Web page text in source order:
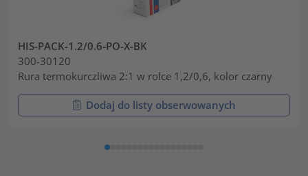
HIS-PACK-1.2/0.6-PO-X-BK
300-30120
Rura termokurczliwa 2:1 w rolce 1,2/0,6, kolor czarny
Dodaj do listy obserwowanych